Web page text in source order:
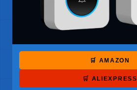
🛒 AMAZON
🛒 ALIEXPRESS